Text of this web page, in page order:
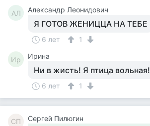
АЛ Александр Леонидович
Я ГОТОВ ЖЕНИЦЦА НА ТЕБЕ
6 лет 1
Ир Ирина
Ни в жисть! Я птица вольная!
6 лет 1
СП Сергей Пилюгин